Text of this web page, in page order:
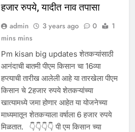
हजार रुपये, यादीत नाव तपासा
admin 3 years ago 0
1
mins mins
Pm kisan big updates शेतकऱ्यांसाठी
आनंदाची बातमी पीएम किसान चा 16व्या
हप्त्याची तारीख आलेली आहे या तारखेला पीएम
किसान चे 2हजार रुपये शेतकऱ्यांच्या
खात्यामध्ये जमा होणार आहेत या योजनेच्या
माध्यमातून शेतकऱ्याला वर्षाला 6 हजार रुपये
मिळतात. 👇👇👇👇 पी एम किसान च्या